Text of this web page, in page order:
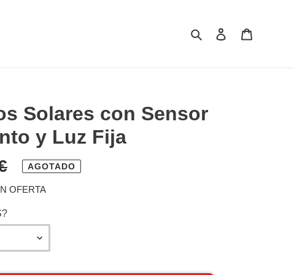
Buscar Ingresar
Solares con Sensor
y Luz Fija
AGOTADO
OFERTA